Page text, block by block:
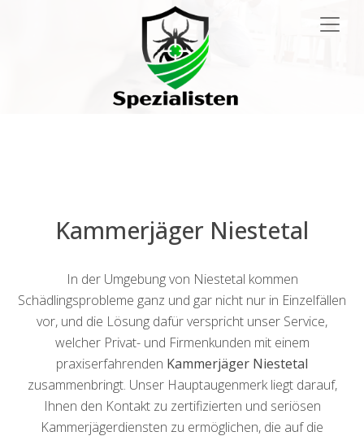
Kammerjäger Niestetal
In der Umgebung von Niestetal kommen
Schädlingsprobleme ganz und gar nicht nur in Einzelfällen
vor, und die Lösung dafür verspricht unser Service,
welcher Privat- und Firmenkunden mit einem
praxiserfahrenden Kammerjäger Niestetal
zusammenbringt. Unser Hauptaugenmerk liegt darauf,
Ihnen den Kontakt zu zertifizierten und seriösen
Kammerjägerdiensten zu ermöglichen, die auf die